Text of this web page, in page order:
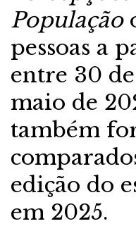
População
pessoas a
entre 30
maio de
também
edição do
em 2025.